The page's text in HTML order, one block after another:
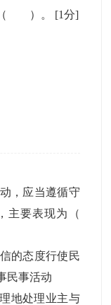
（ ）。 [1分]
，应当遵循守
主要表现为（
的态度行使民
民事活动
地处理业主与